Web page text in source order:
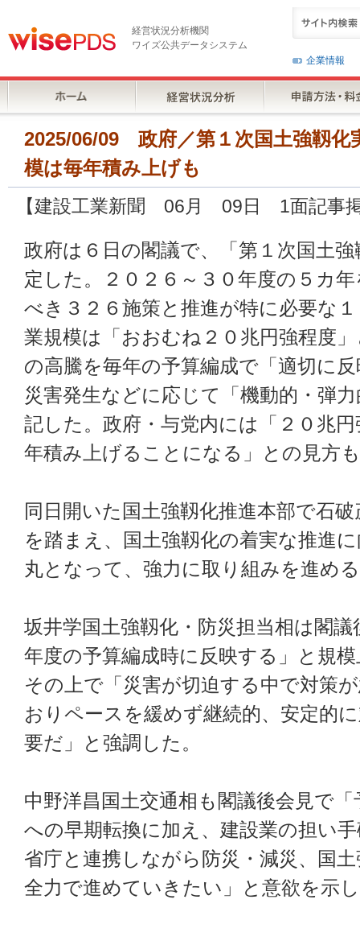
経営状況分析機関
ワイズ公共データシステム
企業情報
2025/06/09 政府／第１次国土強靱化
模は毎年積み上げも
【建設工業新聞 06月 09日 1面記事
政府は６日の閣議で、「第１次国土
定した。２０２６～３０年度の５カ
べき３２６施策と推進が特に必要な
業規模は「おおむね２０兆円強程度
の高騰を毎年の予算編成で「適切に
災害発生などに応じて「機動的・弾
記した。政府・与党内には「２０兆
年積み上げることになる」との見方
同日開いた国土強靱化推進本部で石
を踏まえ、国土強靱化の着実な推進
丸となって、強力に取り組みを進め
坂井学国土強靱化・防災担当相は閣
年度の予算編成時に反映する」と規
その上で「災害が切迫する中で対策
おりペースを緩めず継続的、安定的
要だ」と強調した。
中野洋昌国土交通相も閣議後会見で
への早期転換に加え、建設業の担い
省庁と連携しながら防災・減災、国
全力で進めていきたい」と意欲を示